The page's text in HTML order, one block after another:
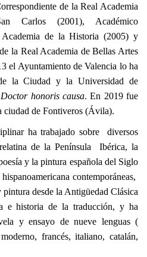
de la Real Academia
Carlos (2001), Académico
de la Historia (2005) y
la Real Academia de Bellas Artes
el Ayuntamiento de Valencia lo ha
la Ciudad y la Universidad de
Doctor honoris causa. En 2019 fue
de Fontiveros (Ávila).
ha trabajado sobre diversos
de la Península Ibérica, la
y la pintura española del Siglo
contemporáneas,
pintura desde la Antigüedad Clásica
e historia de la traducción, y ha
y ensayo de nueve lenguas (
francés, italiano, catalán,